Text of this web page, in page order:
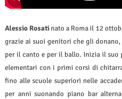
Alessio Rosati nato a Roma il 12
grazie ai suoi genitori che gli
per il canto e per il ballo. Inizia il suo
elementari con i primi corsi di
fino alle scuole superiori nelle
per anni suonando piano bar